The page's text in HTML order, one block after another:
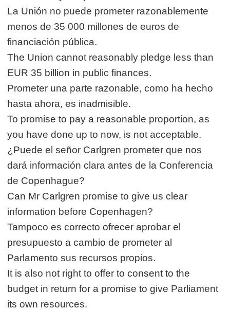
La Unión no puede prometer razonablemente
menos de 35 000 millones de euros de
financiación pública.
The Union cannot reasonably pledge less than
EUR 35 billion in public finances.
Prometer una parte razonable, como ha hecho
hasta ahora, es inadmisible.
To promise to pay a reasonable proportion, as
you have done up to now, is not acceptable.
¿Puede el señor Carlgren prometer que nos
dará información clara antes de la Conferencia
de Copenhague?
Can Mr Carlgren promise to give us clear
information before Copenhagen?
Tampoco es correcto ofrecer aprobar el
presupuesto a cambio de prometer al
Parlamento sus recursos propios.
It is also not right to offer to consent to the
budget in return for a promise to give Parliament
its own resources.